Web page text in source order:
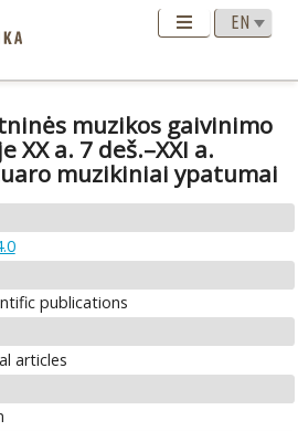
muzikos gaivinimo
a. 7 deš.–XXI a.
muzikiniai ypatumai
publications
articles